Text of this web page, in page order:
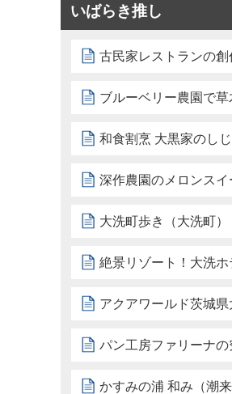
いばらき推し
古民家レストランの
ブルーベリー農園で
和食割烹 大黒家のし
深作農園のメロンス
大洗町歩き（大洗町
絶景リゾート！大洗
アクアワールド茨城
パン工房ファリーナ
かすみの浦 和み（潮